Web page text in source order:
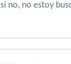
no, no estoy